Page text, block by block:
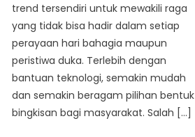
trend tersendiri untuk mewakili raga
yang tidak bisa hadir dalam setiap
perayaan hari bahagia maupun
peristiwa duka. Terlebih dengan
bantuan teknologi, semakin mudah
dan semakin beragam pilihan bentuk
bingkisan bagi masyarakat. Salah […]